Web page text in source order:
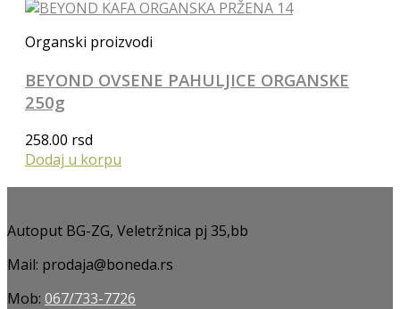
Organski proizvodi
BEYOND OVSENE PAHULJICE ORGANSKE
250g
258.00 rsd
Dodaj u korpu
Autoput BG-ZG, Veletržnica pj 35,bb
Mail: prodaja@boneda.rs
Mob: 067/733-7726